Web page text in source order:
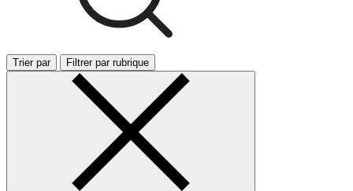
Trier par Filtrer par rubrique